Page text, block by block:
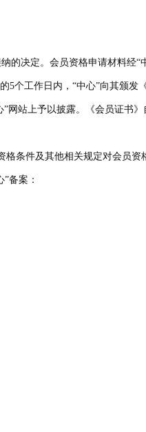
的决定。会员资格申请材料经“
5个工作日内，“中心”向其颁发
站上予以披露。《会员证书》
条件及其他相关规定对会员资
备案：